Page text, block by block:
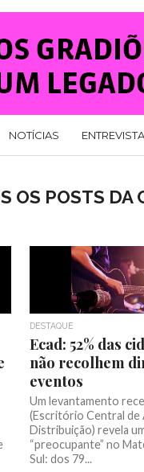
NOTÍCIAS
OS POSTS DA
DESTAQUE
Ecad: 52% das
não recolhem
eventos
Um levantamento
(Escritório Central de
Distribuição) revela
“preocupante” no
Sul: dos 79...